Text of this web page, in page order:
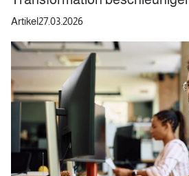
Artikel27.03.2026